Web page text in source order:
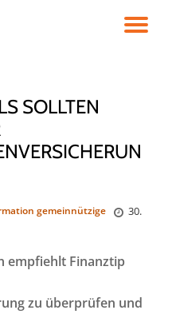
SOLLTEN
gemeinnützige
30.
empfiehlt Finanztip
zu überprüfen und